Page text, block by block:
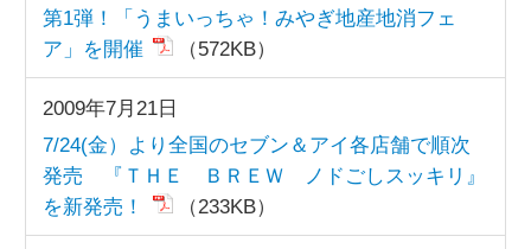
第1弾！「うまいっちゃ！みやぎ地産地消フェ
ア」を開催
（572KB）
2009年7月21日
7/24(金）より全国のセブン＆アイ各店舗で順次
発売 『ＴＨＥ ＢＲＥＷ ノドごしスッキリ』
を新発売！
（233KB）